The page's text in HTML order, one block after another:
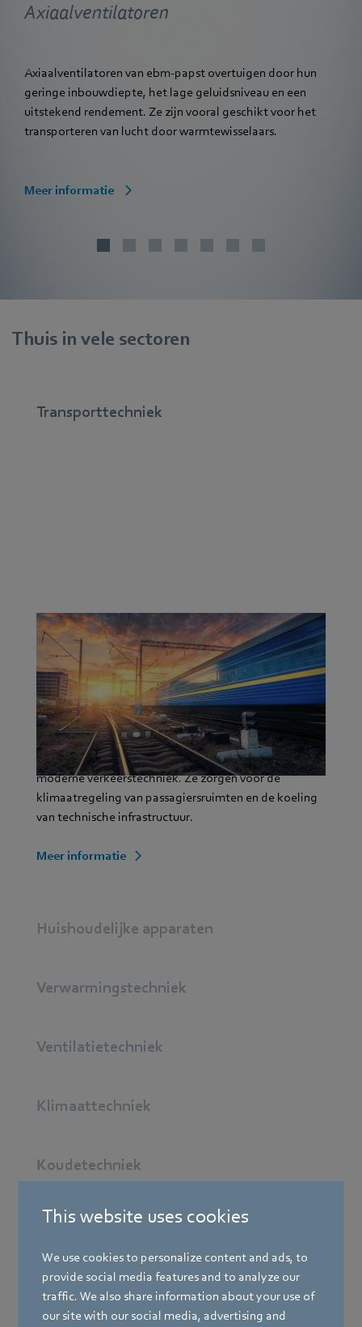
This website uses cookies
We use cookies to personalize content and ads, to
provide social media features and to analyze our
traffic. We also share information about your use of
our site with our social media, advertising and
Axiaalventilatoren
Axiaalventilatoren van ebm‑papst overtuigen door hun
geringe inbouwdiepte, het lage geluidsniveau en een
uitstekend rendement. Ze zijn vooral geschikt voor het
transporteren van lucht door warmtewisselaars.
Meer informatie
Thuis in vele sectoren
Transporttechniek
Onze bijdrage als technologiepartner: AC- en EC-
aandrijvingen die zich onderscheiden door een hoog
vermogen, dynamische eigenschappen en een
nauwkeurige snelheid. Ruimtebesparende
ventilatiesystemen met een hoog rendement,
drukstabiliteit, een laag geluidsniveau en een lange
levensduur zijn een onmisbaar onderdeel van de
moderne verkeerstechniek. Ze zorgen voor de
klimaatregeling van passagiersruimten en de koeling
van technische infrastructuur.
Meer informatie
Huishoudelijke apparaten
Verwarmingstechniek
Ventilatietechniek
Klimaattechniek
Koudetechniek
Machines en installaties
Medische techniek